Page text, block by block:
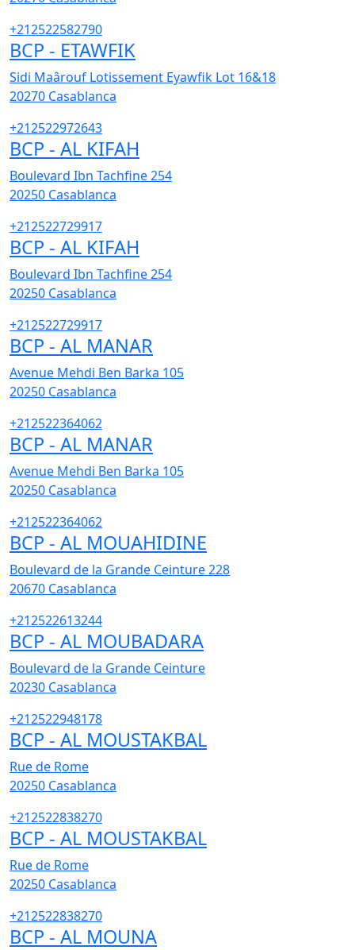
+212522582790
BCP - ETAWFIK
Sidi Maârouf Lotissement Eyawfik Lot 16&18
20270 Casablanca
+212522972643
BCP - AL KIFAH
Boulevard Ibn Tachfine 254
20250 Casablanca
+212522729917
BCP - AL KIFAH
Boulevard Ibn Tachfine 254
20250 Casablanca
+212522729917
BCP - AL MANAR
Avenue Mehdi Ben Barka 105
20250 Casablanca
+212522364062
BCP - AL MANAR
Avenue Mehdi Ben Barka 105
20250 Casablanca
+212522364062
BCP - AL MOUAHIDINE
Boulevard de la Grande Ceinture 228
20670 Casablanca
+212522613244
BCP - AL MOUBADARA
Boulevard de la Grande Ceinture
20230 Casablanca
+212522948178
BCP - AL MOUSTAKBAL
Rue de Rome
20250 Casablanca
+212522838270
BCP - AL MOUSTAKBAL
Rue de Rome
20250 Casablanca
+212522838270
BCP - AL MOUNA